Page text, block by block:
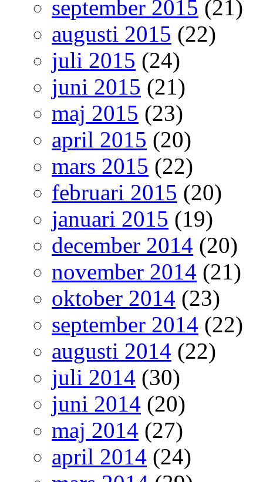
september 2015 (21)
augusti 2015 (22)
juli 2015 (24)
juni 2015 (21)
maj 2015 (23)
april 2015 (20)
mars 2015 (22)
februari 2015 (20)
januari 2015 (19)
december 2014 (20)
november 2014 (21)
oktober 2014 (23)
september 2014 (22)
augusti 2014 (22)
juli 2014 (30)
juni 2014 (20)
maj 2014 (27)
april 2014 (24)